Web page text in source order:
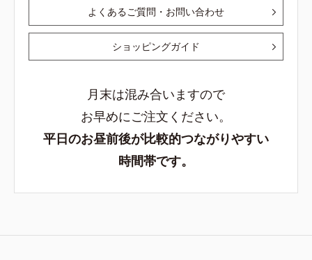
よくあるご質問・お問い合わせ
ショッピングガイド
月末は混み合いますので
お早めにご注文ください。
平日のお昼前後が比較的つながりやすい
時間帯です。